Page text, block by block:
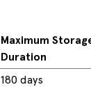
Maximum
Duration
180 days